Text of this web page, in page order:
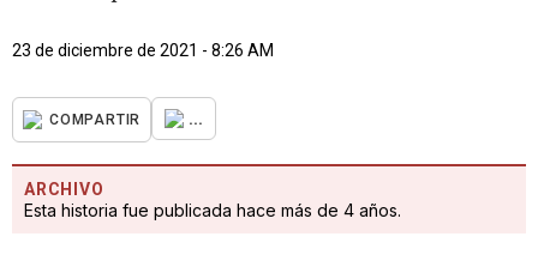
23 de diciembre de 2021 - 8:26 AM
COMPARTIR ...
ARCHIVO
Esta historia fue publicada hace más de 4 años.